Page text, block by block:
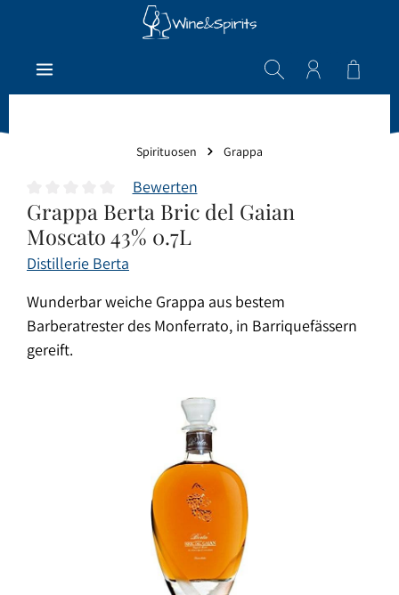
Zum Hauptinhalt springen
Spirituosen Grappa
Durchschnittliche Bewertung von 0 von 5 Sternen
Bewerten
Grappa Berta Bric del Gaian
Moscato 43% 0.7L
Distillerie Berta
Wunderbar weiche Grappa aus bestem
Barberatrester des Monferrato, in Barriquefässern
gereift.
Bildergalerie überspringen